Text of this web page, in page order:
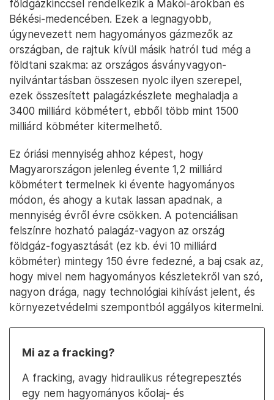
földgázkinccsel rendelkezik a Makói-árokban és
Békési-medencében. Ezek a legnagyobb,
úgynevezett nem hagyományos gázmezők az
országban, de rajtuk kívül másik hatról tud még a
földtani szakma: az országos ásványvagyon-
nyilvántartásban összesen nyolc ilyen szerepel,
ezek összesített palagázkészlete meghaladja a
3400 milliárd köbmétert, ebből több mint 1500
milliárd köbméter kitermelhető.
Ez óriási mennyiség ahhoz képest, hogy
Magyarországon jelenleg évente 1,2 milliárd
köbmétert termelnek ki évente hagyományos
módon, és ahogy a kutak lassan apadnak, a
mennyiség évről évre csökken. A potenciálisan
felszínre hozható palagáz-vagyon az ország
földgáz-fogyasztását (ez kb. évi 10 milliárd
köbméter) mintegy 150 évre fedezné, a baj csak az,
hogy mivel nem hagyományos készletekről van szó,
nagyon drága, nagy technológiai kihívást jelent, és
környezetvédelmi szempontból aggályos kitermelni.
Mi az a fracking?
A fracking, avagy hidraulikus rétegrepesztés
egy nem hagyományos kőolaj- és